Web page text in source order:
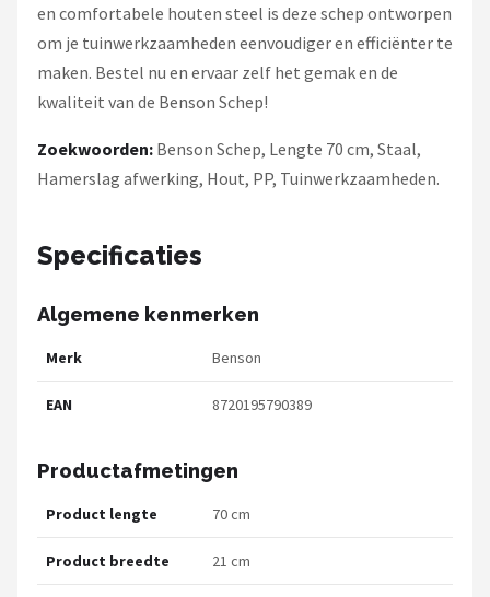
en comfortabele houten steel is deze schep ontworpen
om je tuinwerkzaamheden eenvoudiger en efficiënter te
maken. Bestel nu en ervaar zelf het gemak en de
kwaliteit van de Benson Schep!
Zoekwoorden: Benson Schep, Lengte 70 cm, Staal,
Hamerslag afwerking, Hout, PP, Tuinwerkzaamheden.
Specificaties
Algemene kenmerken
Merk Benson
EAN 8720195790389
Productafmetingen
Product lengte 70 cm
Product breedte 21 cm